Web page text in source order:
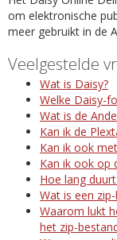
om elektronische
meer gebruikt in de
Veelgestelde
Wat is Daisy?
Welke Daisy-
Wat is de
Kan ik de
Kan ik ook
Kan ik ook op
Hoe lang
Wat is een
Waarom lukt
het zip-